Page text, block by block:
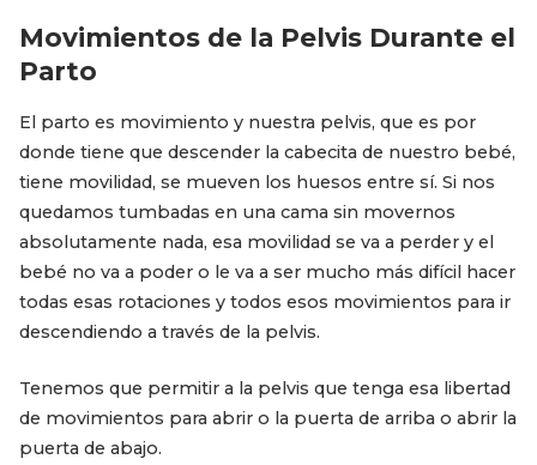
Movimientos de la Pelvis Durante el
Parto
El parto es movimiento y nuestra pelvis, que es por
donde tiene que descender la cabecita de nuestro bebé,
tiene movilidad, se mueven los huesos entre sí. Si nos
quedamos tumbadas en una cama sin movernos
absolutamente nada, esa movilidad se va a perder y el
bebé no va a poder o le va a ser mucho más difícil hacer
todas esas rotaciones y todos esos movimientos para ir
descendiendo a través de la pelvis.
Tenemos que permitir a la pelvis que tenga esa libertad
de movimientos para abrir o la puerta de arriba o abrir la
puerta de abajo.